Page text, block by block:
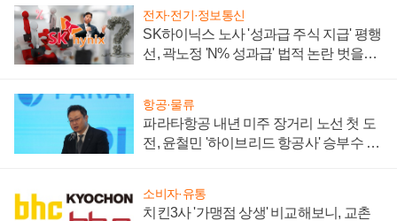
전자·전기·정보통신
SK하이닉스 노사 '성과급 주식 지급' 평행
선, 곽노정 'N% 성과급' 법적 논란 벗을지
항공·물류
파라타항공 내년 미주 장거리 노선 첫 도
전, 윤철민 '하이브리드 항공사' 승부수 통
소비자·유통
치킨3사 '가맹점 상생' 비교해보니, 교촌